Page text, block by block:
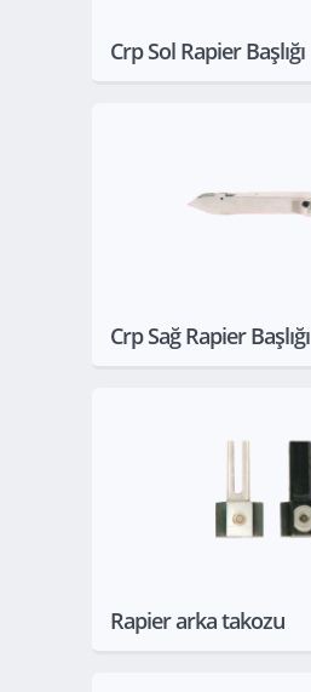
Crp Sol Rapier Başlığı
Crp Sağ Rapier Başlığı
Rapier arka takozu